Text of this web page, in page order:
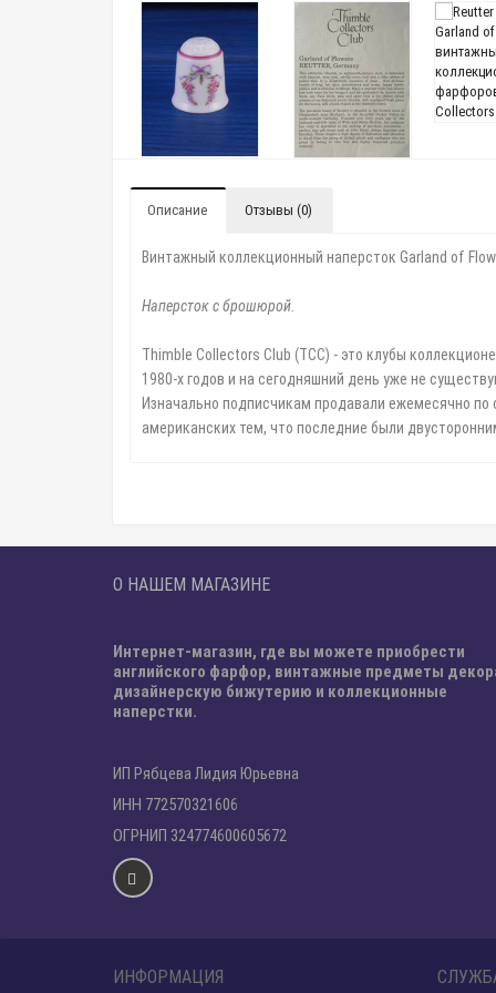
Описание Отзывы (0)
Винтажный коллекционный наперсток Garland of
Наперсток с брошюрой.
Thimble Collectors Club (TCC) - это клубы
1980-х годов и на сегодняшний день уже не
Изначально подписчикам продавали ежемесячно
американских тем, что последние были
О НАШЕМ МАГАЗИНЕ
Интернет-магазин, где вы можете приобрести
английского фарфор, винтажные предметы
дизайнерскую бижутерию и коллекционные
наперстки.
ИП Рябцева Лидия Юрьевна
ИНН 772570321606
ОГРНИП 324774600605672
ИНФОРМАЦИЯ